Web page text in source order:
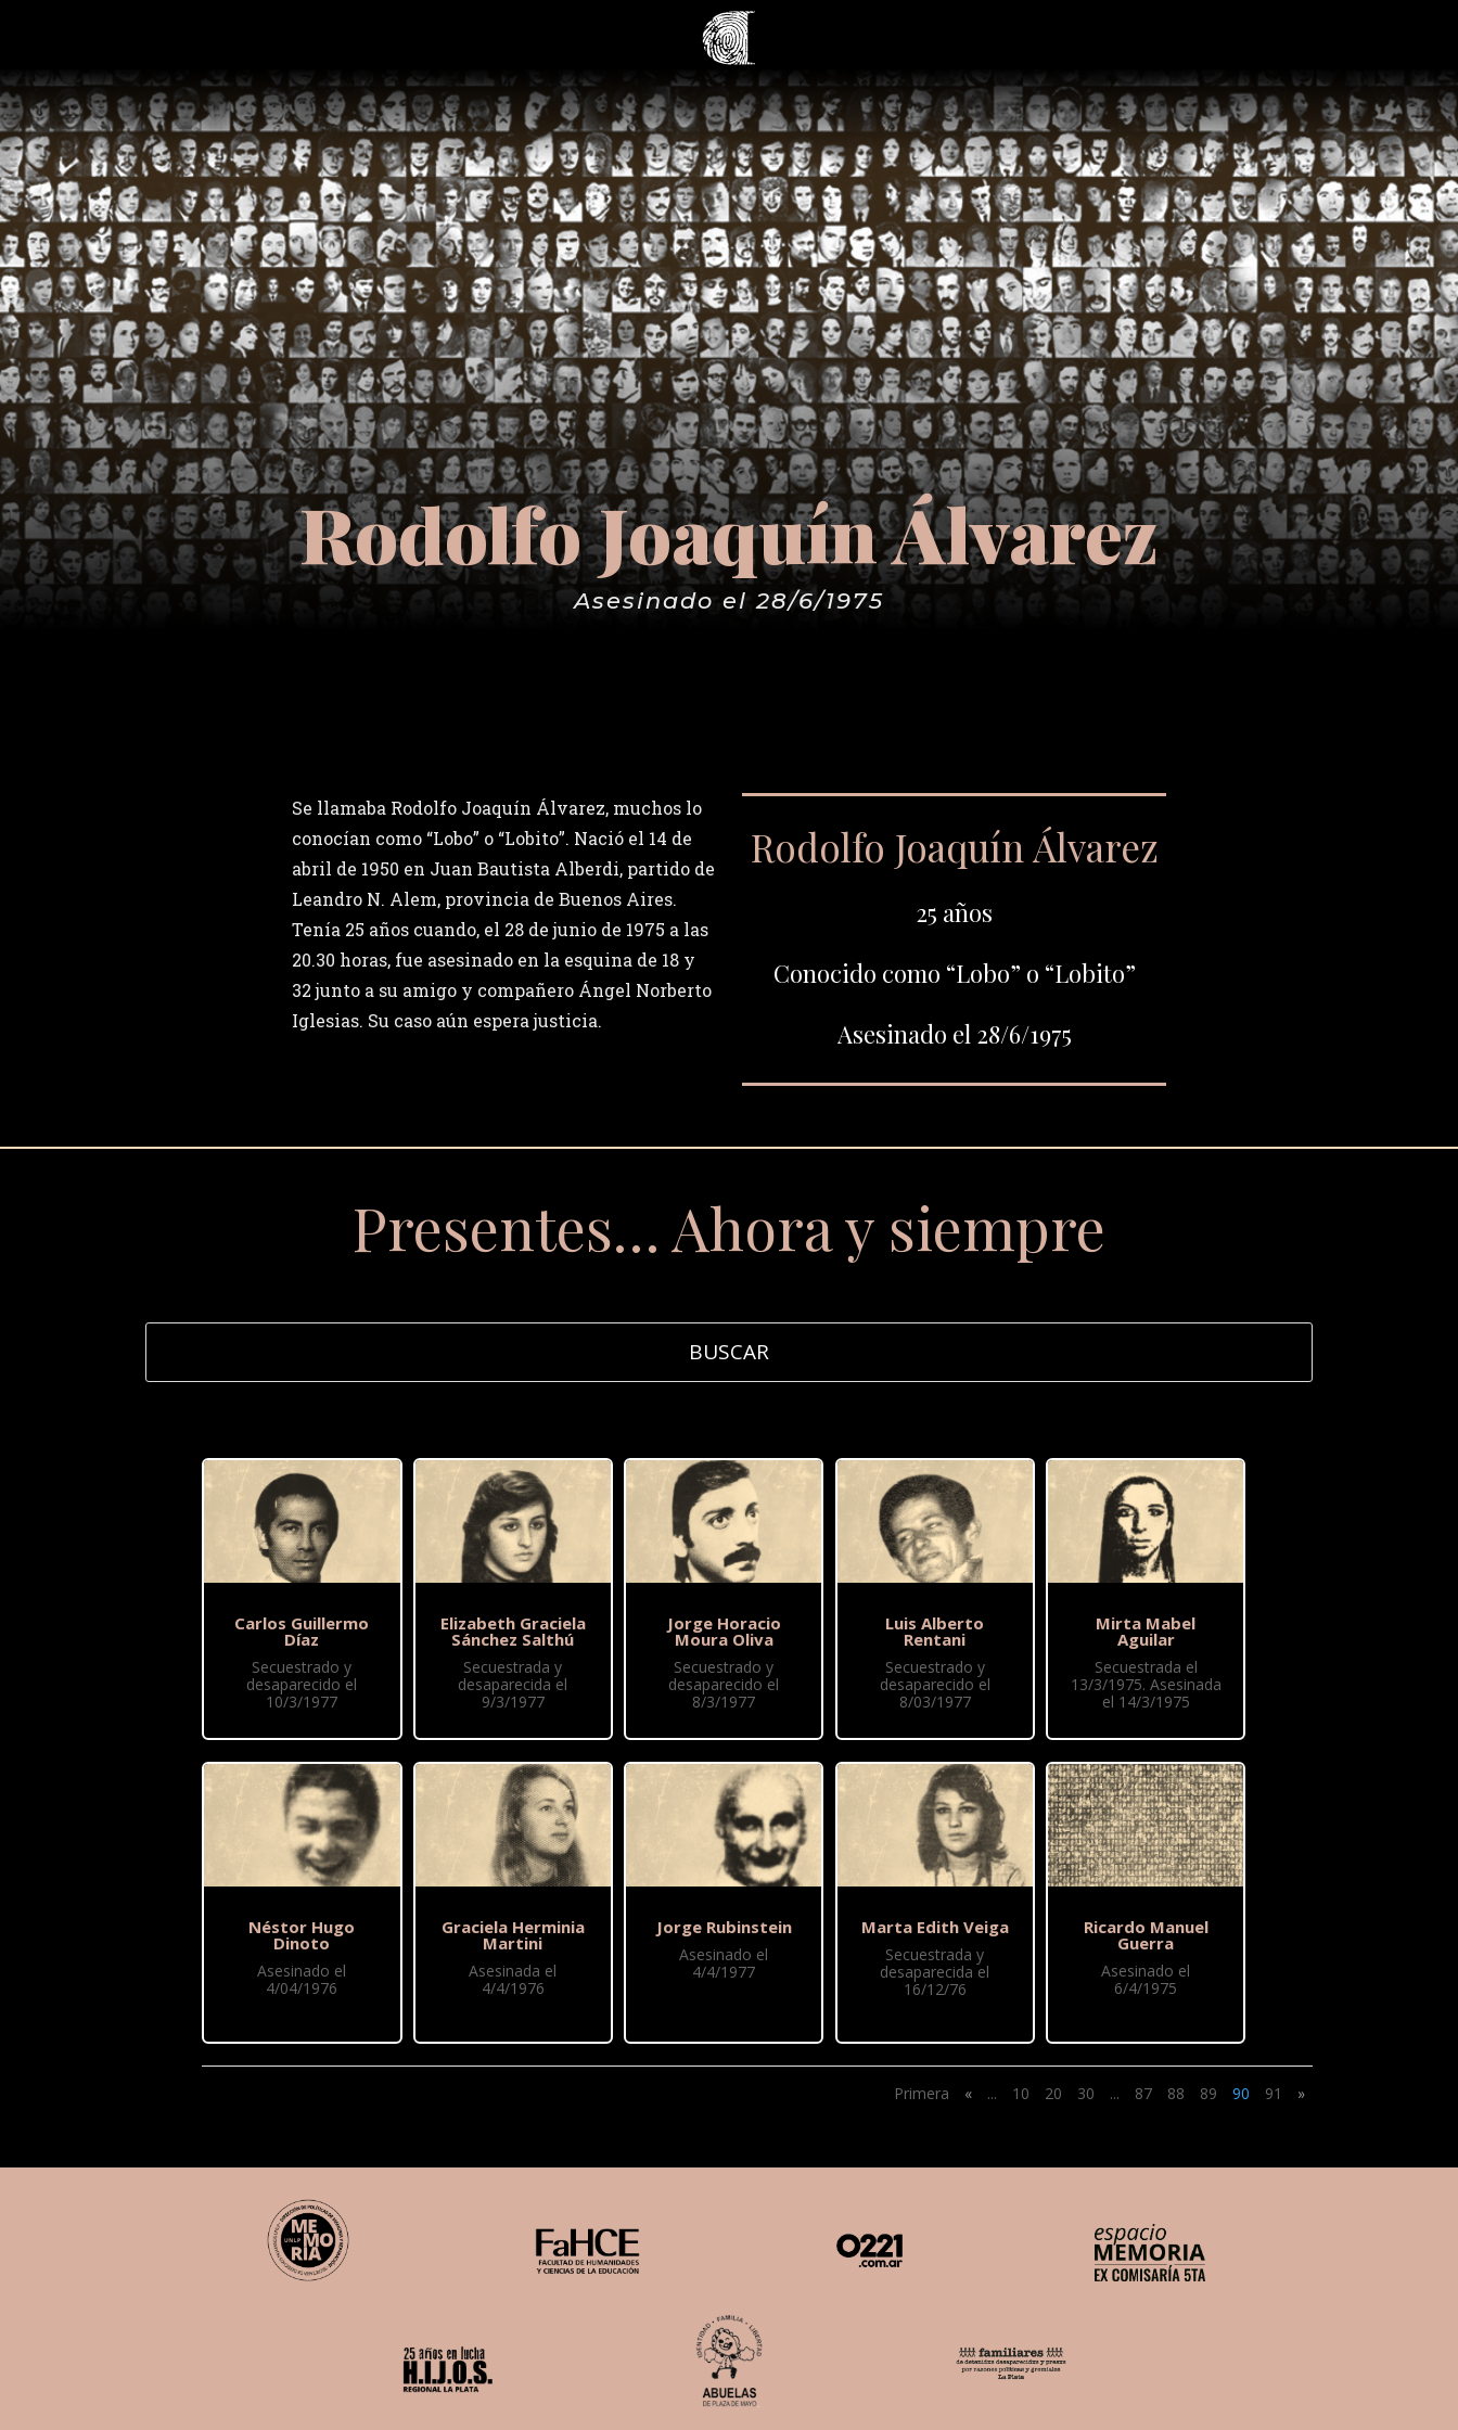
Rodolfo Joaquín Álvarez
Asesinado el 28/6/1975
Se llamaba Rodolfo Joaquín Álvarez, muchos lo
conocían como “Lobo” o “Lobito”. Nació el 14 de
abril de 1950 en Juan Bautista Alberdi, partido de
Leandro N. Alem, provincia de Buenos Aires.
Tenía 25 años cuando, el 28 de junio de 1975 a las
20.30 horas, fue asesinado en la esquina de 18 y
32 junto a su amigo y compañero Ángel Norberto
Iglesias. Su caso aún espera justicia.
Rodolfo Joaquín Álvarez
25 años
Conocido como “Lobo” o “Lobito”
Asesinado el 28/6/1975
Presentes… Ahora y siempre
Carlos Guillermo
Díaz
Secuestrado y
desaparecido el
10/3/1977
Néstor Hugo
Dinoto
Asesinado el
4/04/1976
Elizabeth Graciela
Sánchez Salthú
Secuestrada y
desaparecida el
9/3/1977
Graciela Herminia
Martini
Asesinada el
4/4/1976
Jorge Horacio
Moura Oliva
Secuestrado y
desaparecido el
8/3/1977
Jorge Rubinstein
Asesinado el
4/4/1977
Luis Alberto
Rentani
Secuestrado y
desaparecido el
8/03/1977
Marta Edith Veiga
Secuestrada y
desaparecida el
16/12/76
Mirta Mabel
Aguilar
Secuestrada el
13/3/1975. Asesinada
el 14/3/1975
Ricardo Manuel
Guerra
Asesinado el
6/4/1975
Primera « ... 10 20 30 ... 87 88 89 90 91 »